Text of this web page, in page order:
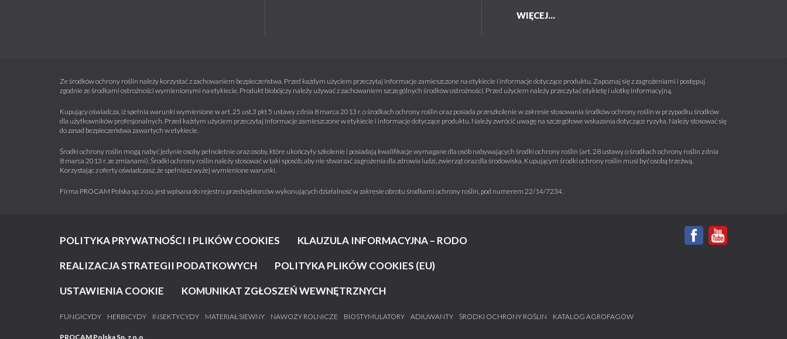
WIĘCEJ...
Ze środków ochrony roślin należy korzystać z zachowaniem bezpieczeństwa. Przed każdym użyciem przeczytaj informacje zamieszczone na etykiecie i informacje dotyczące produktu. Zapoznaj się z zagrożeniami i postępuj
zgodnie ze środkami ostrożności wymienionymi na etykiecie. Produkt biobójczy należy używać z zachowaniem szczególnych środków ostrożności. Przed użyciem należy przeczytać etykietę i ulotkę informacyjną.
Kupujący oświadcza, iż spełnia warunki wymienione w art. 25 ust.3 pkt 5 ustawy z dnia 8 marca 2013 r. o środkach ochrony roślin oraz posiada przeszkolenie w zakresie stosowania środków ochrony roślin w przypadku środków
dla użytkowników profesjonalnych. Przed każdym użyciem przeczytaj informacje zamieszczone w etykiecie i informacje dotyczące produktu. Należy zwrócić uwagę na szczegółowe wskazania dotyczące ryzyka. Należy stosować się
do zasad bezpieczeństwa zawartych w etykiecie.
Środki ochrony roślin mogą nabyć jedynie osoby pełnoletnie oraz osoby, które ukończyły szkolenie i posiadają kwalifikacje wymagane dla osób nabywających środki ochrony roślin (art. 28 ustawy o środkach ochrony roślin z dnia
8 marca 2013 r. ze zmianami). Środki ochrony roślin należy stosować w taki sposób, aby nie stwarzać zagrożenia dla zdrowia ludzi, zwierząt oraz dla środowiska. Kupującym środki ochrony roślin musi być osobą trzeźwą.
Korzystając z oferty oświadczasz, że spełniasz wyżej wymienione warunki.
Firma PROCAM Polska sp. z o.o. jest wpisana do rejestru przedsiębiorców wykonujących działalność w zakresie obrotu środkami ochrony roślin, pod numerem 22/14/7234.
POLITYKA PRYWATNOŚCI I PLIKÓW COOKIES KLAUZULA INFORMACYJNA – RODO
REALIZACJA STRATEGII PODATKOWYCH POLITYKA PLIKÓW COOKIES (EU)
USTAWIENIA COOKIE KOMUNIKAT ZGŁOSZEŃ WEWNĘTRZNYCH
FUNGICYDY HERBICYDY INSEKTYCYDY MATERIAŁ SIEWNY NAWOZY ROLNICZE BIOSTYMULATORY ADIUWANTY ŚRODKI OCHRONY ROŚLIN KATALOG AGROFAGÓW
PROCAM Polska Sp. z o.o